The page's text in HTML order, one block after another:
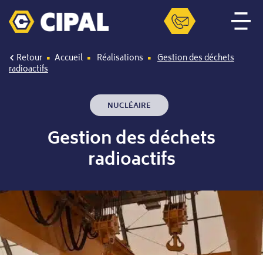
Retour Accueil Réalisations
Gestion des déchets
radioactifs
NUCLÉAIRE
Gestion des déchets
radioactifs